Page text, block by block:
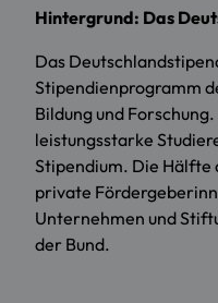
Hintergrund: Das
Das
Stipendienprogramm
Bildung und
leistungsstarke
Stipendium. Die Hälfte
private
Unternehmen und
der Bund.